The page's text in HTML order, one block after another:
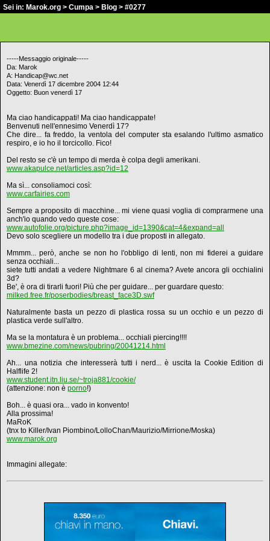
Sei in: Marok.org > Cumpa > Blog > #0277
-----Messaggio originale-----
Da: Marok
A: Handicap@wc.net
Data: Venerdì 17 dicembre 2004 12:44
Oggetto: Buon venerdì 17
Ma ciao handicappati! Ma ciao handicappate!
Benvenuti nell'ennesimo Venerdì 17?
Che dire... fa freddo, la ventola del computer sta esalando l'ultimo asmatico
respiro, e io ho il torcicollo. Fico!
Del resto se c'è un tempo di merda è colpa degli amerikani.
www.akapulce.net/articles.asp?id=12
Ma sì... consoliamoci così:
www.carfairies.com
Sempre a proposito di macchine... mi viene quasi voglia di comprarmene una
anch'io quando vedo queste cose:
www.autofolie.org/picture.php?image_id=1390&cat=4&expand=all
Devo solo scegliere un modello tra i due proposti in allegato.
Mmmm... però, anche se non ho l'obbligo di lenti, non mi fiderei a guidare
senza occhiali...
siete tutti andati a vedere Nightmare 6 al cinema? Avete ancora gli occhialini
3d?
Be', è ora di tirarli fuori! Più che per guidare... per guardare questo:
milked.free.fr/poserbodies/breast_face3D.swf
Naturalmente basta un pezzo di plastica rossa su un occhio e un pezzo di
plastica verde sull'altro.
Ma se la montatura è un problema... occhiali piercing!!!!
www.bmezine.com/news/pubring/20041214.html
Ah... una notizia che interesserà tutti i nerd... è uscita la Cookie Edition di
Halflife 2!
www.student.itn.liu.se/~troja881/cookie/
(attenzione: non è porno!)
Boh... è quasi ora... vado in konvento!
Alla prossima!
MaRoK
(tnx to Killer/Ivan Piombino/LolloChan/Maurizio/Mirrione/Moska)
www.marok.org
Immagini allegate: